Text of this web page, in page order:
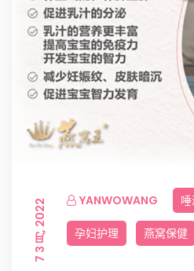
YANWOWANG
7 3 月, 2022 孕妇护理 燕窝保健